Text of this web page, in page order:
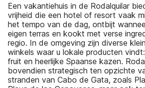
Een vakantiehuis in de Rodalquilar
vrijheid die een hotel of resort vaak
het tempo van de dag, ontbijt
eigen terras en kookt met verse
regio. In de omgeving zijn diverse
winkels waar u lokale producten
fruit en heerlijke Spaanse kazen.
bovendien strategisch ten opzichte
stranden van Cabo de Gata, zoals